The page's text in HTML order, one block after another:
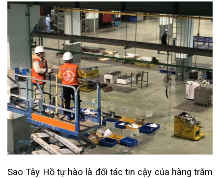
Sao Tây Hồ tự hào là đối tác tin cậy của hàng trăm